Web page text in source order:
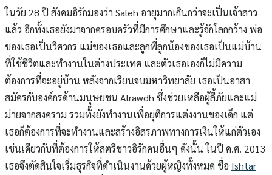
ในวัย 28 ปี สังคมอิรักมองว่า Saleh อายุมากเกินกว่าจะเป็นเจ้าสาว
แล้ว อีกทั้งเธอยังมาจากครอบครัวที่มีการศึกษาและรู้จักโลกกว้าง พ่อ
ของเธอเป็นวิศวกร แม่ของเธอและลูกพี่ลูกน้องของเธอเป็นแม่บ้าน
ที่ใช้ชีวิตและทำงานในต่างประเทศ และตัวเธอเองก็ไม่มีความ
ต้องการที่จะอยู่บ้าน หลังจากเรียนจบมหาวิทยาลัย เธอเป็นอาสา
สมัครกับองค์กรด้านมนุษยชน Alrawdh ซึ่งช่วยเหลือผู้ลี้ภัยและแม่
ม่ายจากสงคราม รวมทั้งยังทำงานเพื่อยุติการแต่งงานของเด็ก แต่
เธอก็ต้องการที่จะทำงานและสร้างอิสรภาพทางการเงินให้แก่ตัวเอง
เช่นเดียวกับที่ต้องการให้สตรีชาวอิรักคนอื่นๆ ดังนั้น ในปี ค.ศ. 2013
เธอจึงตัดสินใจเริ่มธุรกิจที่ดำเนินงานด้วยผู้หญิงทั้งหมด ชื่อ Ishtar